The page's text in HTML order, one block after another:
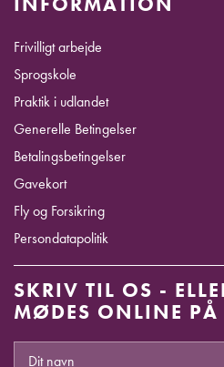
Frivilligt arbejde
Sprogskole
Praktik i udlandet
Generelle Betingelser
Betalingsbetingelser
Gavekort
Fly og Forsikring
Persondatapolitik
SKRIV TIL OS -
MØDES ONLINE